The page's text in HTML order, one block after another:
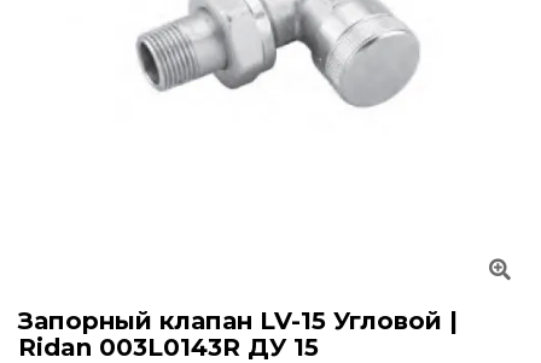
Запорный клапан LV-15 Угловой |
Ridan 003L0143R ДУ 15